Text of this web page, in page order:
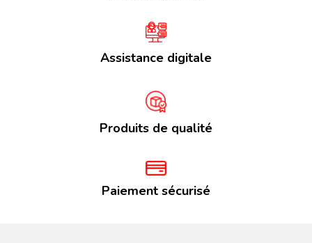
Assistance digitale
Produits de qualité
Paiement sécurisé